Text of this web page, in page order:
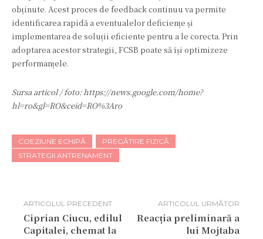
obținute. Acest proces de feedback continuu va permite
identificarea rapidă a eventualelor deficiențe și
implementarea de soluții eficiente pentru a le corecta. Prin
adoptarea acestor strategii, FCSB poate să își optimizeze
performanțele.
Sursa articol / foto: https://news.google.com/home?
hl=ro&gl=RO&ceid=RO%3Aro
COEZIUNE ECHIPĂ
PREGĂTIRE FIZICĂ
STRATEGII ANTRENAMENT
ARTICOLUL PRECEDENT
Ciprian Ciucu, edilul
Capitalei, chemat la
ARTICOLUL URMĂTOR
Reacția preliminară a
lui Mojtaba